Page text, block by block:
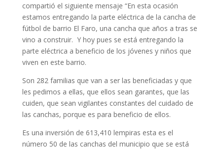
compartió el siguiente mensaje “En esta ocasión
estamos entregando la parte eléctrica de la cancha de
fútbol de barrio El Faro, una cancha que años a tras se
vino a construir. Y hoy pues se está entregando la
parte eléctrica a beneficio de los jóvenes y niños que
viven en este barrio.
Son 282 familias que van a ser las beneficiadas y que
les pedimos a ellas, que ellos sean garantes, que las
cuiden, que sean vigilantes constantes del cuidado de
las canchas, porque es para beneficio de ellos.
Es una inversión de 613,410 lempiras esta es el
número 50 de las canchas del municipio que se está